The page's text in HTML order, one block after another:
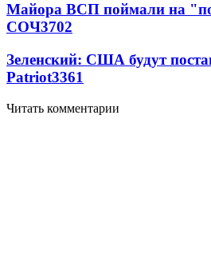
Майора ВСП поймали на
СОЧ3702
Зеленский: США будут
Patriot3361
Читать комментарии